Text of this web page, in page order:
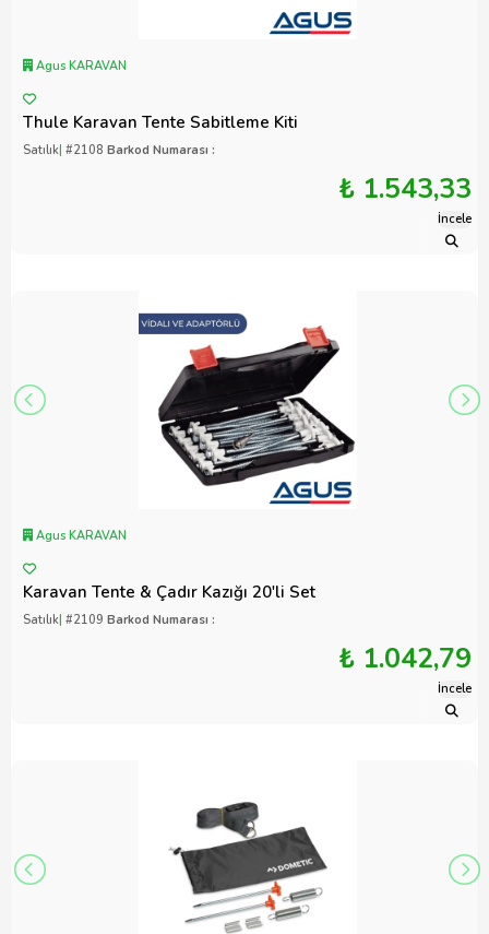
Agus KARAVAN
Thule Karavan Tente Sabitleme Kiti
Satılık| #2108 Barkod Numarası :
₺ 1.543,33
İncele
Agus KARAVAN
Karavan Tente & Çadır Kazığı 20'li Set
Satılık| #2109 Barkod Numarası :
₺ 1.042,79
İncele